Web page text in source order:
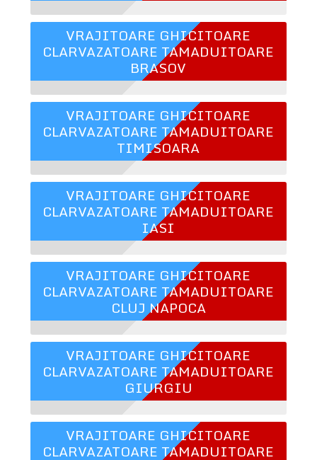
VRAJITOARE GHICITOARE
CLARVAZATOARE TAMADUITOARE
BRASOV
VRAJITOARE GHICITOARE
CLARVAZATOARE TAMADUITOARE
TIMISOARA
VRAJITOARE GHICITOARE
CLARVAZATOARE TAMADUITOARE
IASI
VRAJITOARE GHICITOARE
CLARVAZATOARE TAMADUITOARE
CLUJ NAPOCA
VRAJITOARE GHICITOARE
CLARVAZATOARE TAMADUITOARE
GIURGIU
VRAJITOARE GHICITOARE
CLARVAZATOARE TAMADUITOARE